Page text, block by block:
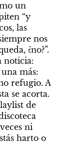
un
“y
las
nos
¿no?”.
noticia:
más:
refugio. A
se acorta.
de
ni
harto o